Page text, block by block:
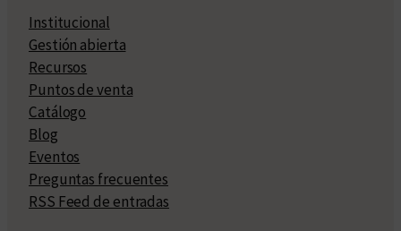
Institucional
Gestión abierta
Recursos
Puntos de venta
Catálogo
Blog
Eventos
Preguntas frecuentes
RSS Feed de entradas